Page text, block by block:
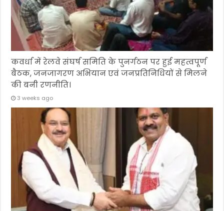
कवर्धा में रेलवे संघर्ष समिति के पुनर्गठन पर हुई महत्वपूर्ण
बैठक, जनजागरण अभियान एवं जनप्रतिनिधियों से मिलने
की बनी रणनीति।
3 weeks ago